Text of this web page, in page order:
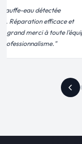
pour mon WC
soir. 20 minutes
là. Service
honnête."